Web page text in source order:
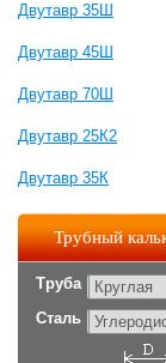
Двутавр 35Ш
Двутавр 45Ш
Двутавр 70Ш
Двутавр 25К2
Двутавр 35К
Трубный
Труба
Сталь